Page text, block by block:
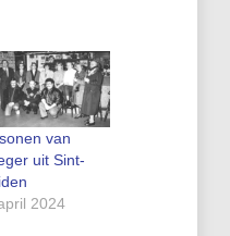
van
uit Sint-
2024